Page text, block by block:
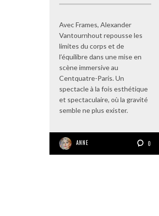
Avec Frames, Alexander
Vantournhout repousse les
limites du corps et de
l’équilibre dans une mise en
scène immersive au
Centquatre-Paris. Un
spectacle à la fois esthétique
et spectaculaire, où la gravité
semble ne plus exister.
ANNE 0